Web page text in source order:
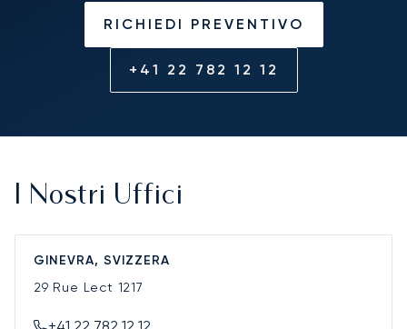
RICHIEDI PREVENTIVO
+41 22 782 12 12
I Nostri Uffici
GINEVRA, SVIZZERA
29 Rue Lect 1217